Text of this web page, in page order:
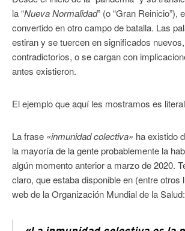
la “Nueva Normalidad” (o “Gran Reinicio”),
convertido en otro campo de batalla. Las
estiran y se tuercen en significados
contradictorios, o se cargan con
antes existieron.
El ejemplo que aquí les mostramos es
La frase «inmunidad colectiva» ha existido
la mayoría de la gente probablemente la
algún momento anterior a marzo de 2020.
claro, que estaba disponible en (entre otros
web de la Organización Mundial de la Salud: